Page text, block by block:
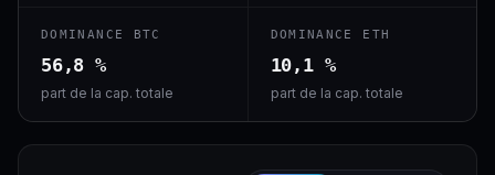
DOMINANCE BTC
56,8 %
part de la cap. totale
DOMINANCE ETH
10,1 %
part de la cap. totale